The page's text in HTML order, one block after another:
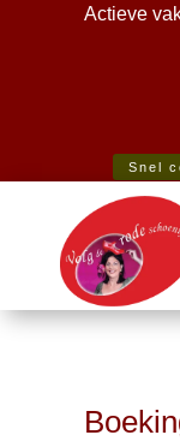
Actieve
Snel